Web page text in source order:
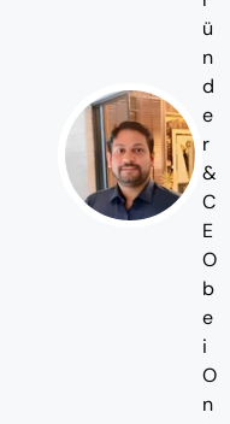
ü
n
d
e
r
&
C
E
O
b
e
i
O
n